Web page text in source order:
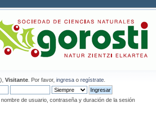
Visitante . Por favor, ingresa o regístrate
de usuario, contraseña y duración de la sesión